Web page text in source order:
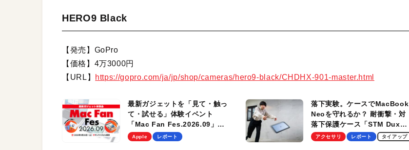
HERO9 Black
【発売】GoPro
【価格】4万3000円
【URL】
https://gopro.com/ja/jp/shop/cameras/hero9-black/CHDHX-901-master.html
最新ガジェットを「見て・触っ
て・試せる」体験イベント
「Mac Fan Fes.2026.09」
を、9月26日（土）に開催しま
Apple レポート
落下実験。ケースでMacBook
Neoを守れるか？ 耐衝撃・対
落下保護ケース「STM Dux
Ultra」を検証。学生、ビジネ
アクセサリ レポート タイアップ